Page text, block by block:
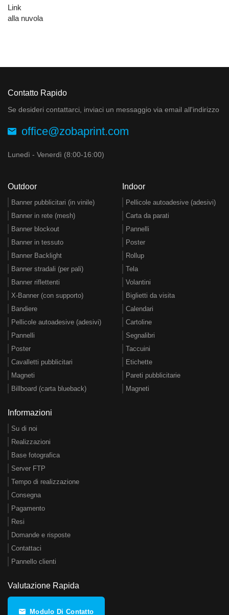
Link
alla nuvola
Contatto Rapido
Se desideri contattarci, inviaci un messaggio via email all'indirizzo
office@zobaprint.com
Lunedì - Venerdì (8:00-16:00)
Outdoor
Banner pubblicitari (in vinile)
Banner in rete (mesh)
Banner blockout
Banner in tessuto
Banner Backlight
Banner stradali (per pali)
Banner riflettenti
X-Banner (con supporto)
Bandiere
Pellicole autoadesive (adesivi)
Pannelli
Poster
Cavalletti pubblicitari
Magneti
Billboard (carta blueback)
Indoor
Pellicole autoadesive (adesivi)
Carta da parati
Pannelli
Poster
Rollup
Tela
Volantini
Biglietti da visita
Calendari
Cartoline
Segnalibri
Taccuini
Etichette
Pareti pubblicitarie
Magneti
Informazioni
Su di noi
Realizzazioni
Base fotografica
Server FTP
Tempo di realizzazione
Consegna
Pagamento
Resi
Domande e risposte
Contattaci
Pannello clienti
Valutazione Rapida
Modulo Di Contatto